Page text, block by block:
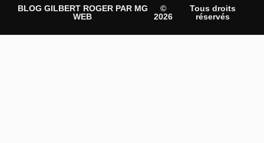
BLOG GILBERT ROGER PAR MG
WEB
©
2026
Tous droits
réservés